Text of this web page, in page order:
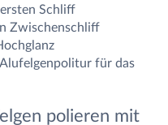
Schliff
Zwischenschliff
für das
polieren mit